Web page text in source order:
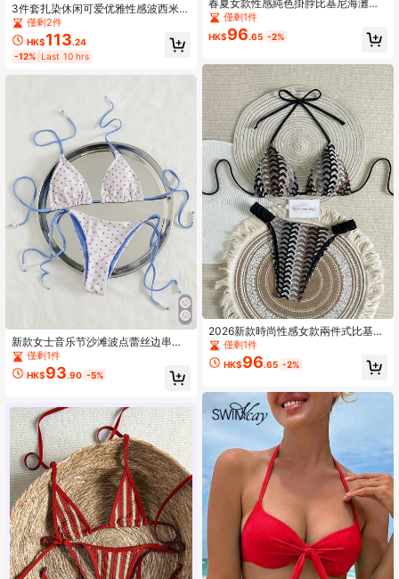
3件套扎染休闲可爱优雅性感波西米亚
风抽绳比基尼泳衣，适合海滩度假约
会旅行日常穿着，春夏假期
僅剩2件
HK$113.24
-12% Last 10 hrs
新款女士音乐节沙滩波点蕾丝边串珠
挂脖系带泳裤，纯色内衬，性感简约
浪漫休闲假日派对比基尼套装，夏季
女士时尚泳装度假装
僅剩1件
HK$93.90 -5%
春夏女款性感純色掛脖比基尼海灘度
假兩件式泳衣套裝，高彈力面料，黃
僅剩1件
HK$96.65 -2%
2026新款時尚性感女款兩件式比基尼
泳衣套裝，春夏海灘度假、溫泉、泳
池派對泳裝
僅剩1件
HK$96.65 -2%